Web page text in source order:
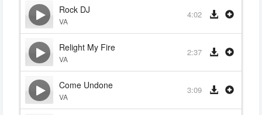
Rock DJ
VA
4:02
Relight My Fire
VA
2:37
Come Undone
VA
3:09